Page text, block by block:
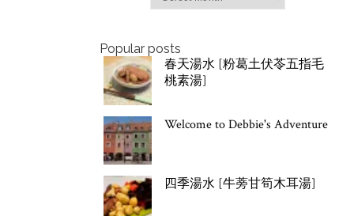
Popular posts
春天湯水 [粉葛土伏苓五指毛
桃素湯]
Welcome to Debbie's Adventure
四季湯水 [牛蒡甘筍木耳湯]